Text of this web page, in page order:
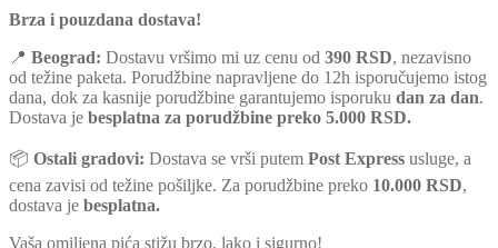
Brza i pouzdana dostava!
📍 Beograd: Dostavu vršimo mi uz cenu od 390 RSD, nezavisno
od težine paketa. Porudžbine napravljene do 12h isporučujemo istog
dana, dok za kasnije porudžbine garantujemo isporuku dan za dan.
Dostava je besplatna za porudžbine preko 5.000 RSD.
📦 Ostali gradovi: Dostava se vrši putem Post Express usluge, a
cena zavisi od težine pošiljke. Za porudžbine preko 10.000 RSD,
dostava je besplatna.
Vaša omiljena pića stižu brzo, lako i sigurno!